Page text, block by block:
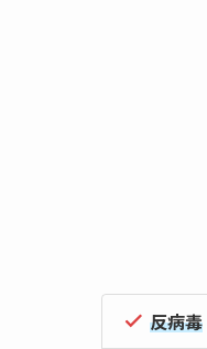
反病毒